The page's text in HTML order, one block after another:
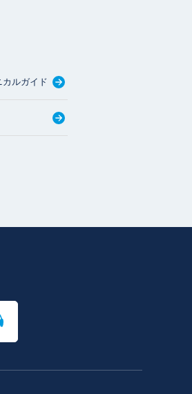
カルガイド